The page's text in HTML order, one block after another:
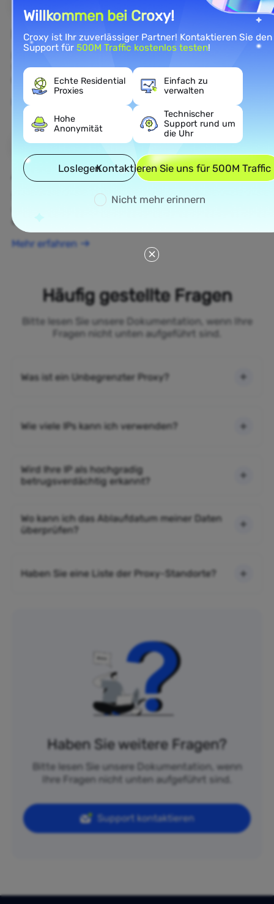
E-Commerce
Rufen Sie öffentliche E-Commerce-Daten ab, um die
Wettbewerbsintelligenz und das Verständnis des E-
Commerce-Marktes zu verbessern.
Mehr erfahren
Ad Verification
Schützen Sie Ihre Marke, überprüfen Sie Anzeigen
und führen Sie Echtzeit-Anzeigenintelligenz für
optimierte datengestützte Kampagnen durch.
Mehr erfahren
Häufig gestellte Fragen
Bitte lesen Sie unsere Dokumentation, wenn Ihre
Fragen nicht unten aufgeführt sind.
Was ist ein Unbegrenzter Proxy?
Wie viele IPs kann ich verwenden?
Wird Ihre IP als hochgradig
betrugsverdächtig erkannt?
Wo kann ich das Ablaufdatum meiner Daten
überprüfen?
Haben Sie eine Liste der Proxy-Standorte?
Haben Sie weitere Fragen?
Bitte lesen Sie unsere Dokumentation, wenn
Ihre Fragen nicht unten aufgeführt sind.
Support kontaktieren
Willkommen bei Croxy!
Croxy ist Ihr zuverlässiger Partner! Kontaktieren Sie den
Support für500M Traffic kostenlos testen!
Echte Residential
Proxies
Einfach zu
verwalten
Hohe
Anonymität
Technischer
Support rund um
die Uhr
LoslegenKontaktieren Sie uns für 500M
Nicht mehr erinnern